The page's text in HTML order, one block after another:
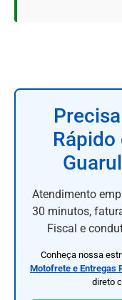
Rápido
Atendimento
30 minutos,
Fiscal e
Conheça nossa
Motofrete e Entregas
direto